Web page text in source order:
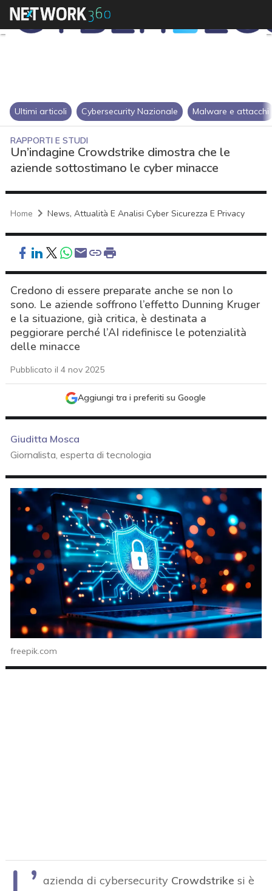
Ultimi articoli Cybersecurity Nazionale Malware e attacchi
RAPPORTI E STUDI
Un’indagine Crowdstrike dimostra che le
aziende sottostimano le cyber minacce
Home News, Attualità E Analisi Cyber Sicurezza E Privacy
Credono di essere preparate anche se non lo
sono. Le aziende soffrono l’effetto Dunning Kruger
e la situazione, già critica, è destinata a
peggiorare perché l’AI ridefinisce le potenzialità
delle minacce
Pubblicato il 4 nov 2025
Aggiungi tra i preferiti su Google
Giuditta Mosca
Giornalista, esperta di tecnologia
freepik.com
azienda di cybersecurity Crowdstrike si è